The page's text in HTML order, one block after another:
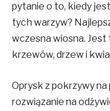
pytanie o to, kiedy
tych warzyw?
wczesna wiosna.
krzewów, drzew i
Oprysk z pokrzywy
rozwiązanie na